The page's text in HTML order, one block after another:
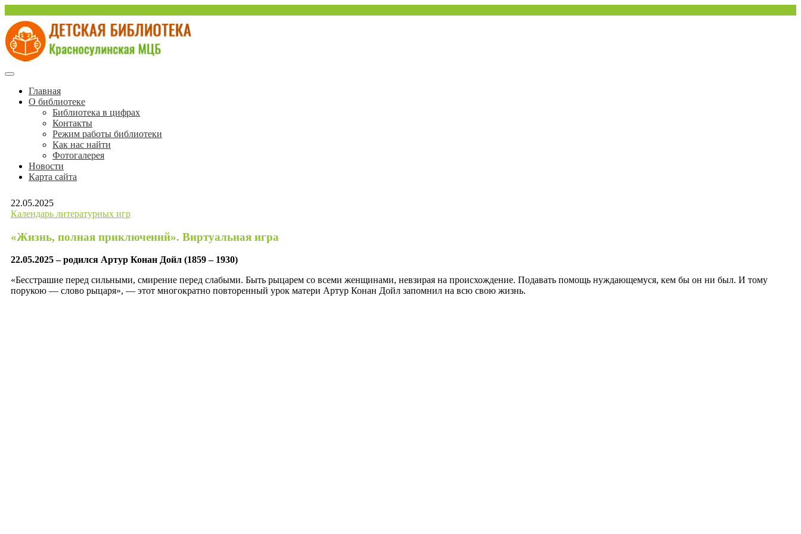
содержимому
Детская библиотека Красносулинской МЦБ
Красносулинская Детская библиотека
Главная
О библиотеке
Библиотека в цифрах
Контакты
Режим работы библиотеки
Как нас найти
Фотогалерея
Новости
Карта сайта
22.05.2025
Календарь литературных игр
«Жизнь, полная приключений». Виртуальная игра
22.05.2025 – родился Артур Конан Дойл (1859 – 1930)
«Бесстрашие перед сильными, смирение перед слабыми. Быть рыцарем со всеми женщинами, невзирая на происхождение. Подавать помощь нуждающемуся, кем бы он ни был. И тому
порукою — слово рыцаря», — этот многократно повторенный урок матери Артур Конан Дойл запомнил на всю свою жизнь.